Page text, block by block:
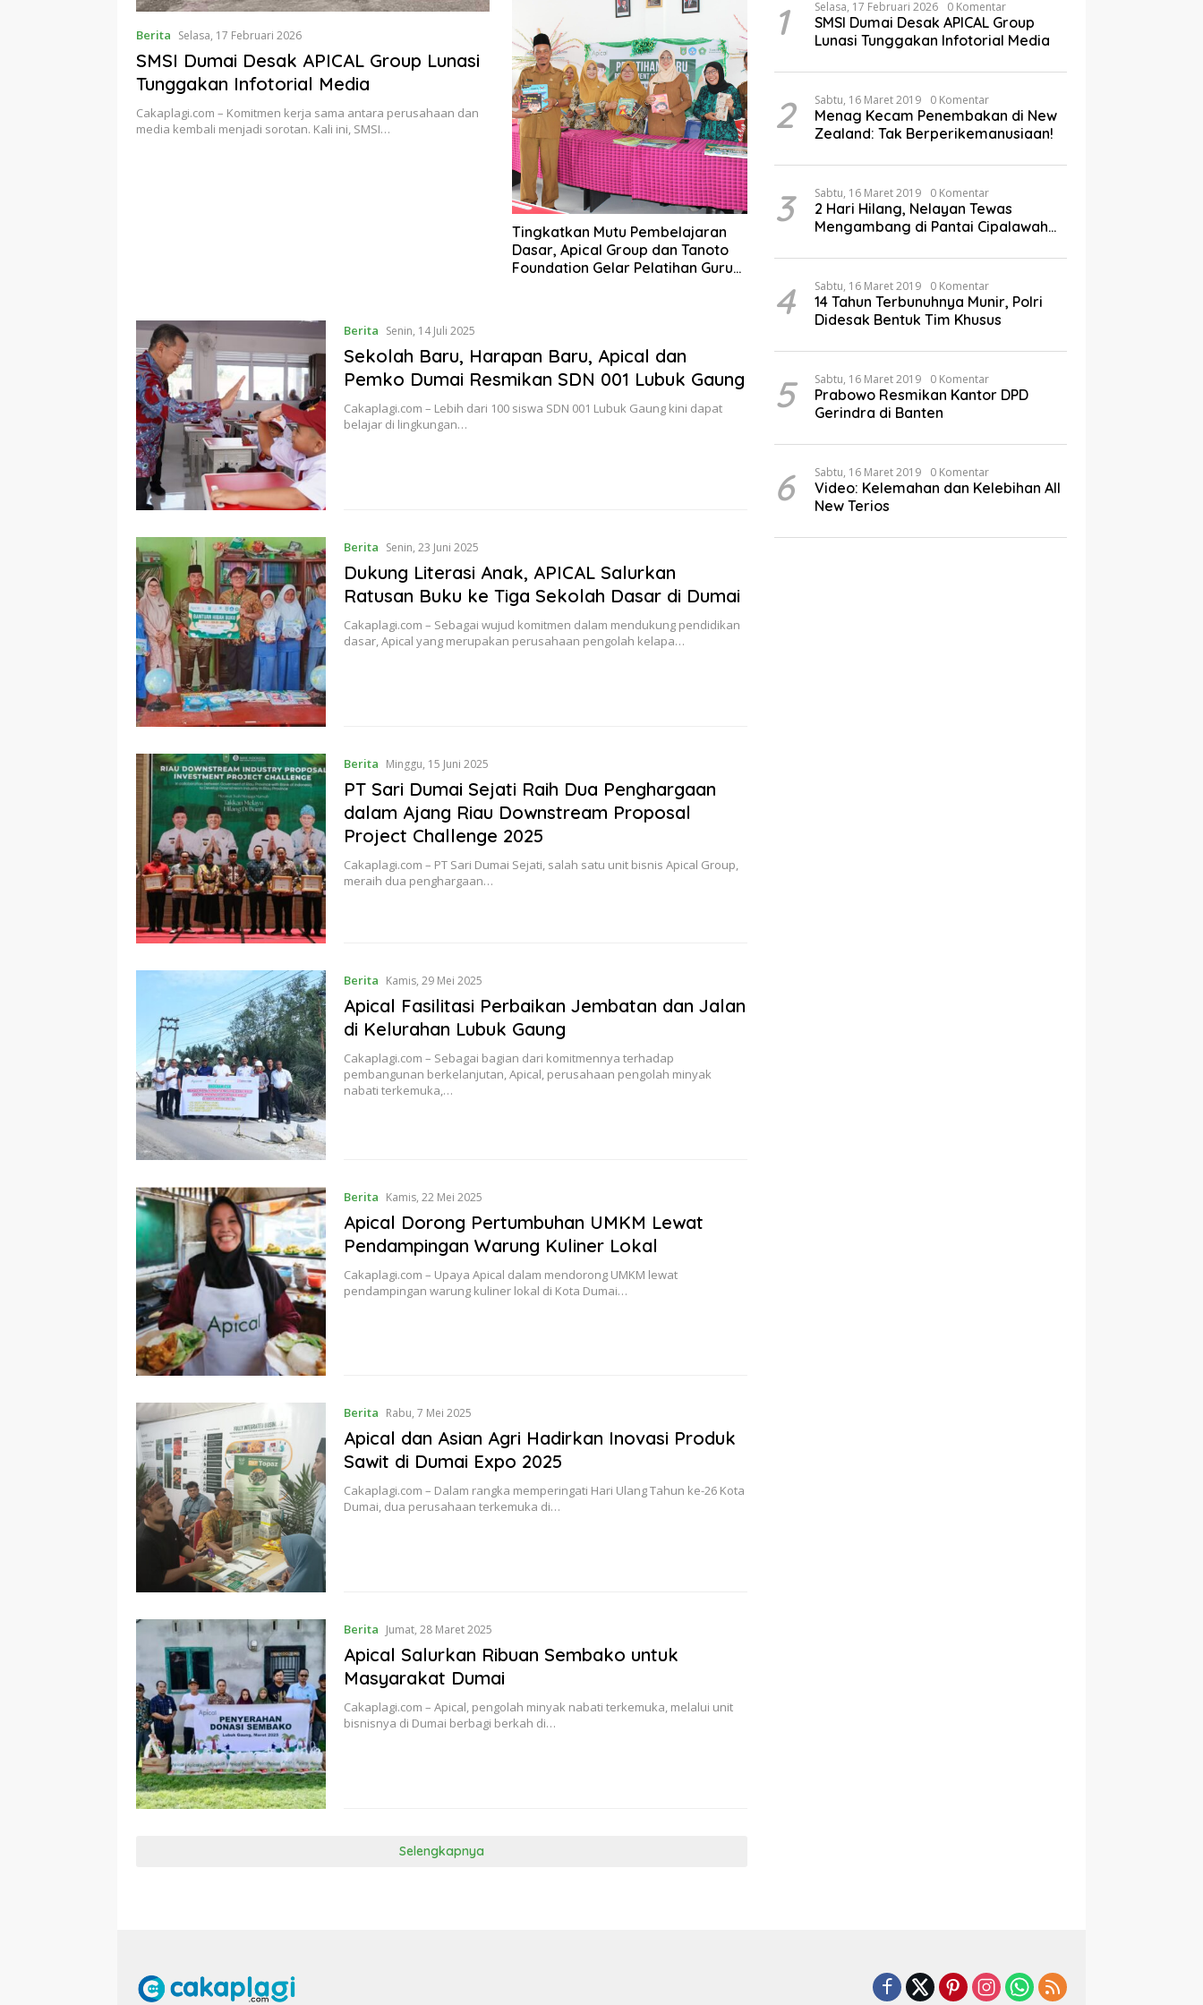
Berita Selasa, 17 Februari 2026
SMSI Dumai Desak APICAL Group Lunasi
Tunggakan Infotorial Media
Cakaplagi.com – Komitmen kerja sama antara perusahaan dan
media kembali menjadi sorotan. Kali ini, SMSI…
Tingkatkan Mutu Pembelajaran
Dasar, Apical Group dan Tanoto
Foundation Gelar Pelatihan Guru
Berita Senin, 14 Juli 2025
Sekolah Baru, Harapan Baru, Apical dan
Pemko Dumai Resmikan SDN 001 Lubuk Gaung
Cakaplagi.com – Lebih dari 100 siswa SDN 001 Lubuk Gaung kini dapat
belajar di lingkungan…
Berita Senin, 23 Juni 2025
Dukung Literasi Anak, APICAL Salurkan
Ratusan Buku ke Tiga Sekolah Dasar di Dumai
Cakaplagi.com – Sebagai wujud komitmen dalam mendukung pendidikan
dasar, Apical yang merupakan perusahaan pengolah kelapa…
Berita Minggu, 15 Juni 2025
PT Sari Dumai Sejati Raih Dua Penghargaan
dalam Ajang Riau Downstream Proposal
Project Challenge 2025
Cakaplagi.com – PT Sari Dumai Sejati, salah satu unit bisnis Apical Group,
meraih dua penghargaan…
Berita Kamis, 29 Mei 2025
Apical Fasilitasi Perbaikan Jembatan dan Jalan
di Kelurahan Lubuk Gaung
Cakaplagi.com – Sebagai bagian dari komitmennya terhadap
pembangunan berkelanjutan, Apical, perusahaan pengolah minyak
nabati terkemuka,…
Berita Kamis, 22 Mei 2025
Apical Dorong Pertumbuhan UMKM Lewat
Pendampingan Warung Kuliner Lokal
Cakaplagi.com – Upaya Apical dalam mendorong UMKM lewat
pendampingan warung kuliner lokal di Kota Dumai…
Berita Rabu, 7 Mei 2025
Apical dan Asian Agri Hadirkan Inovasi Produk
Sawit di Dumai Expo 2025
Cakaplagi.com – Dalam rangka memperingati Hari Ulang Tahun ke-26 Kota
Dumai, dua perusahaan terkemuka di…
Berita Jumat, 28 Maret 2025
Apical Salurkan Ribuan Sembako untuk
Masyarakat Dumai
Cakaplagi.com – Apical, pengolah minyak nabati terkemuka, melalui unit
bisnisnya di Dumai berbagi berkah di…
Selengkapnya
1 Selasa, 17 Februari 2026 0 Komentar
SMSI Dumai Desak APICAL Group
Lunasi Tunggakan Infotorial Media
2 Sabtu, 16 Maret 2019 0 Komentar
Menag Kecam Penembakan di New
Zealand: Tak Berperikemanusiaan!
3 Sabtu, 16 Maret 2019 0 Komentar
2 Hari Hilang, Nelayan Tewas
Mengambang di Pantai Cipalawah
4 Sabtu, 16 Maret 2019 0 Komentar
14 Tahun Terbunuhnya Munir, Polri
Didesak Bentuk Tim Khusus
5 Sabtu, 16 Maret 2019 0 Komentar
Prabowo Resmikan Kantor DPD
Gerindra di Banten
6 Sabtu, 16 Maret 2019 0 Komentar
Video: Kelemahan dan Kelebihan All
New Terios